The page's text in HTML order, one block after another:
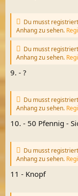
Du musst
Anhang zu sehen.
Du musst
Anhang zu sehen.
9. - ?
Du musst
Anhang zu sehen.
10. - 50 Pfennig -
Du musst
Anhang zu sehen.
11 - Knopf